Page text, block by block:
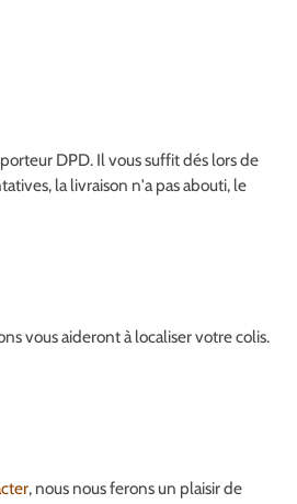
DPD. Il vous suffit dés lors de
la livraison n'a pas abouti, le
vous aideront à localiser votre colis.
, nous nous ferons un plaisir de